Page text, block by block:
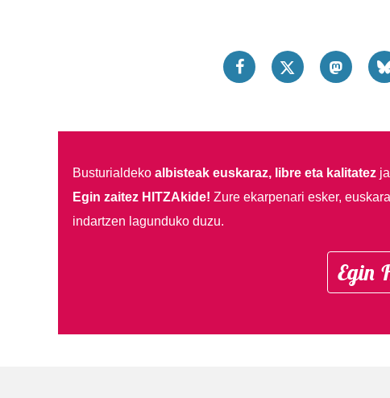
Busturialdeko albisteak euskaraz, libre eta kalitatez
Egin zaitez HITZAkide! Zure ekarpenari esker,
indartzen lagunduko duzu.
Egin